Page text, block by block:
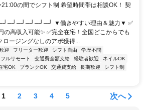
の間でシフト制 希望時間帯は相談OK！ 契
▼働きやすい理由＆魅力▼ ✅
高収入可能✨ ✅完全在宅！全国どこからでも
ージングなしのアポ獲得...
迎 フリーター歓迎 シフト自由
学歴不問
フルリモート 交通費全額支給 経験者歓迎
ネイルOK
宅OK ブランクOK 交通費支給 長期歓迎
シフト制
1 2 3 4 5 次へ